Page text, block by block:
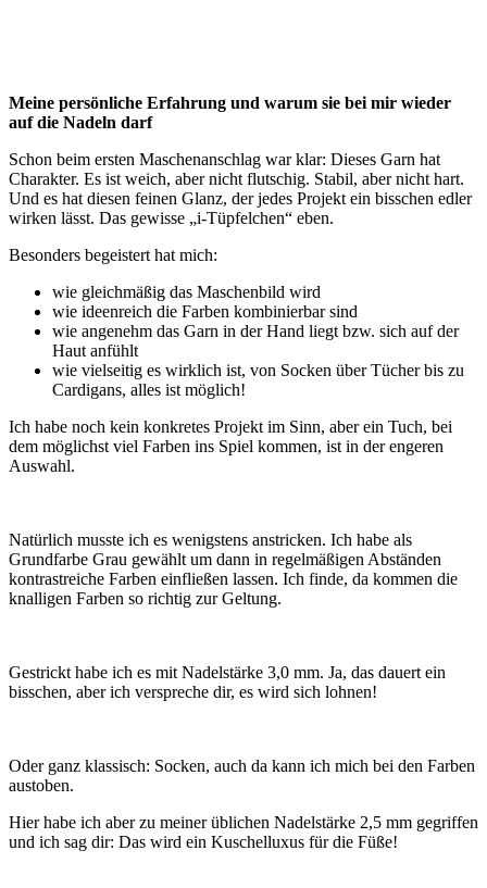
Meine persönliche Erfahrung und warum sie bei mir wieder
auf die Nadeln darf
Schon beim ersten Maschenanschlag war klar: Dieses Garn hat
Charakter. Es ist weich, aber nicht flutschig. Stabil, aber nicht hart.
Und es hat diesen feinen Glanz, der jedes Projekt ein bisschen edler
wirken lässt. Das gewisse „i-Tüpfelchen“ eben.
Besonders begeistert hat mich:
wie gleichmäßig das Maschenbild wird
wie ideenreich die Farben kombinierbar sind
wie angenehm das Garn in der Hand liegt bzw. sich auf der
Haut anfühlt
wie vielseitig es wirklich ist, von Socken über Tücher bis zu
Cardigans, alles ist möglich!
Ich habe noch kein konkretes Projekt im Sinn, aber ein Tuch, bei
dem möglichst viel Farben ins Spiel kommen, ist in der engeren
Auswahl.
Natürlich musste ich es wenigstens anstricken. Ich habe als
Grundfarbe Grau gewählt um dann in regelmäßigen Abständen
kontrastreiche Farben einfließen lassen. Ich finde, da kommen die
knalligen Farben so richtig zur Geltung.
Gestrickt habe ich es mit Nadelstärke 3,0 mm. Ja, das dauert ein
bisschen, aber ich verspreche dir, es wird sich lohnen!
Oder ganz klassisch: Socken, auch da kann ich mich bei den Farben
austoben.
Hier habe ich aber zu meiner üblichen Nadelstärke 2,5 mm gegriffen
und ich sag dir: Das wird ein Kuschelluxus für die Füße!